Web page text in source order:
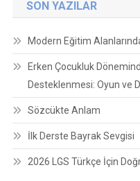
SON YAZILAR
Modern Eğitim
Erken Çocukluk
Desteklenmesi: Oyun ve
Sözcükte Anlam
İlk Derste Bayrak Sevgisi
2026 LGS Türkçe İçin